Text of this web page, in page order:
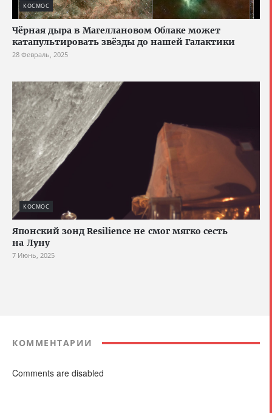
КОСМОС
Чёрная дыра в Магеллановом Облаке может
катапультировать звёзды до нашей Галактики
28 Февраль, 2025
КОСМОС
Японский зонд Resilience не смог мягко сесть
на Луну
7 Июнь, 2025
КОММЕНТАРИИ
Comments are disabled